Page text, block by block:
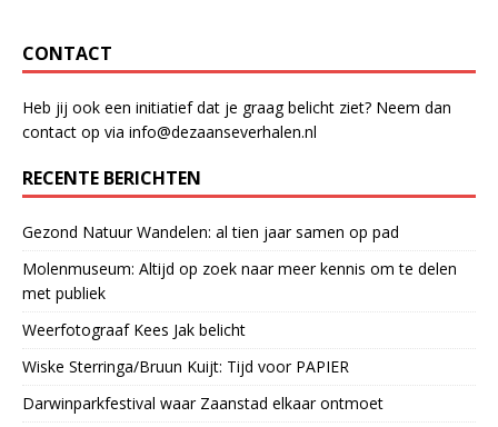
k
CONTACT
Heb jij ook een initiatief dat je graag belicht ziet? Neem dan
contact op via info@dezaanseverhalen.nl
RECENTE BERICHTEN
Gezond Natuur Wandelen: al tien jaar samen op pad
Molenmuseum: Altijd op zoek naar meer kennis om te delen
met publiek
Weerfotograaf Kees Jak belicht
Wiske Sterringa/Bruun Kuijt: Tijd voor PAPIER
Darwinparkfestival waar Zaanstad elkaar ontmoet